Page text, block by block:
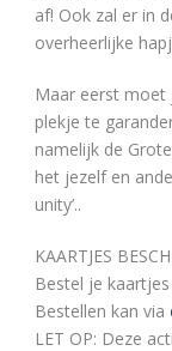
af! Ook zal er in
overheerlijke
Maar eerst
plekje te
namelijk de
het jezelf en
unity’..
KAARTJES
Bestel je
Bestellen kan via
LET OP: Deze